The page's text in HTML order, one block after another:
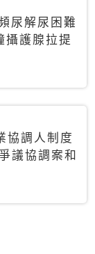
尿解尿困難
護腺拉提
協調人制度
議協調案和